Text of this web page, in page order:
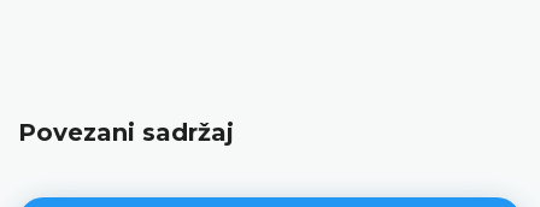
Povezani sadržaj